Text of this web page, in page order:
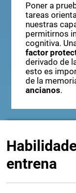
Poner a
tareas
nuestras
permitirnos
cognitiva.
factor
derivado de
esto es
de la
ancianos.
entrena